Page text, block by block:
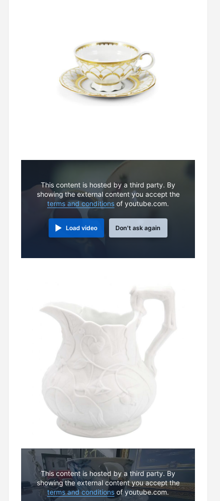
This content is hosted by a third party. By
showing the external content you accept the
terms and conditions of youtube.com.
Load video Don't ask again
This content is hosted by a third party. By
showing the external content you accept the
terms and conditions of youtube.com.